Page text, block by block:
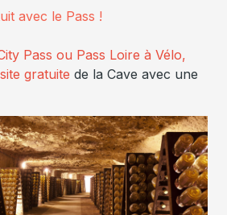
avec le Pass !
Pass ou Pass Loire à Vélo,
gratuite de la Cave avec une